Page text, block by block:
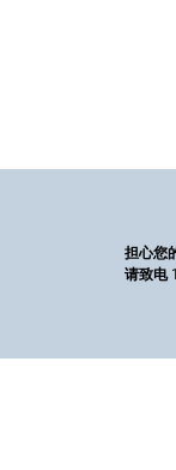
担心您
请致电